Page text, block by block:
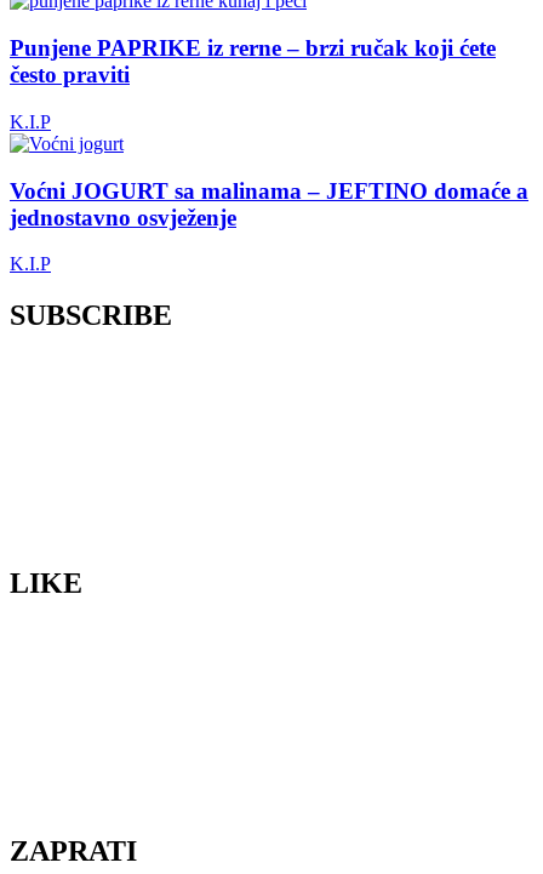
Punjene PAPRIKE iz rerne – brzi ručak koji ćete
često praviti
K.I.P
Voćni JOGURT sa malinama – JEFTINO domaće a
jednostavno osvježenje
K.I.P
SUBSCRIBE
LIKE
ZAPRATI